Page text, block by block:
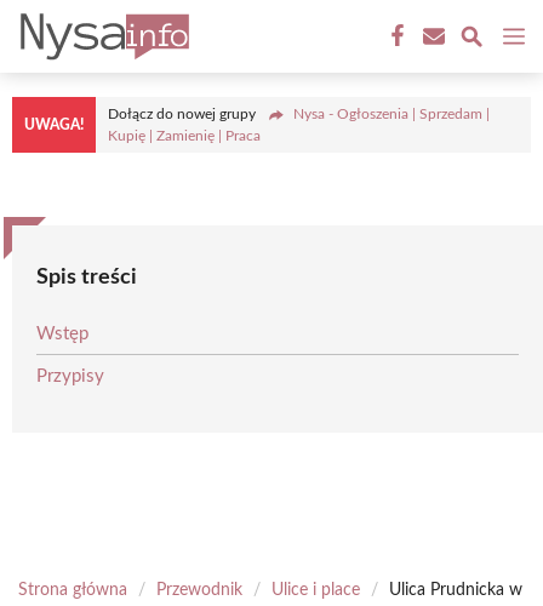
Przejdź
treści
UWAGA!
Dołącz do nowej grupy
Nysa - Ogłoszenia | Sprzedam |
Kupię | Zamienię | Praca
Spis treści
Wstęp
Przypisy
Strona główna / Przewodnik / Ulice i place /
Ulica Prudnicka w